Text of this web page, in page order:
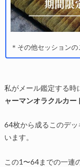
＊その他セッション
私がメール鑑定する時
ャーマンオラクルカー
64枚から成るこのデ
います。
この1〜64までの一連